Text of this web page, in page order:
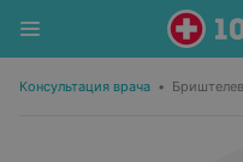
Консультация врача •